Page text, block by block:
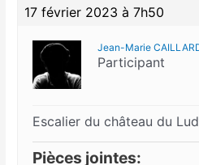
17 février 2023 à 7h50
Jean-Marie
Participant
Escalier du château du
Pièces jointes: